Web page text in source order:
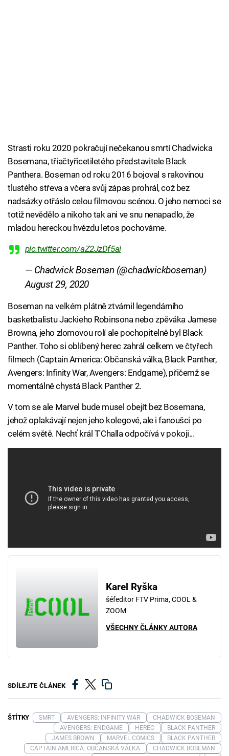
Strasti roku 2020 pokračují nečekanou smrtí Chadwicka
Bosemana, třiačtyřicetiletého představitele Black
Panthera. Boseman od roku 2016 bojoval s rakovinou
tlustého střeva a včera svůj zápas prohrál, což bez
nadsázky otřáslo celou filmovou scénou. O jeho nemoci se
totiž nevědělo a nikoho tak ani ve snu nenapadlo, že
mladou hereckou hvězdu letos pochováme.
pic.twitter.com/aZ2JzDf5ai
— Chadwick Boseman (@chadwickboseman)
August 29, 2020
Boseman na velkém plátně ztvárnil legendárního
basketbalistu Jackieho Robinsona nebo zpěváka Jamese
Browna, jeho zlomovou rolí ale pochopitelně byl Black
Panther. Toho si oblíbený herec zahrál celkem ve čtyřech
filmech (Captain America: Občanská válka, Black Panther,
Avengers: Infinity War, Avengers: Endgame), přičemž se
momentálně chystá Black Panther 2.
V tom se ale Marvel bude musel obejít bez Bosemana,
jehož oplakávají nejen jeho kolegové, ale i fanoušci po
celém světě. Nechť král T'Challa odpočívá v pokoji...
Karel Ryška
šéfeditor FTV Prima, COOL &
ZOOM
VŠECHNY ČLÁNKY AUTORA
SDÍLEJTE ČLÁNEK
ŠTÍTKY SMRT AVENGERS: INFINITY WAR
CHADWICK BOSEMAN
AVENGERS: ENDGAME
HEREC
BLACK PANTHER
JAMES BROWN
MARVEL COMICS
BLACK PANTHER
CAPTAIN AMERICA: OBČANSKÁ VÁLKA
CHADWICK BOSEMAN